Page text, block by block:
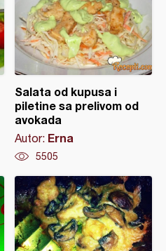
Salata od kupusa i
piletine sa prelivom od
avokada
Autor: Erna
5505